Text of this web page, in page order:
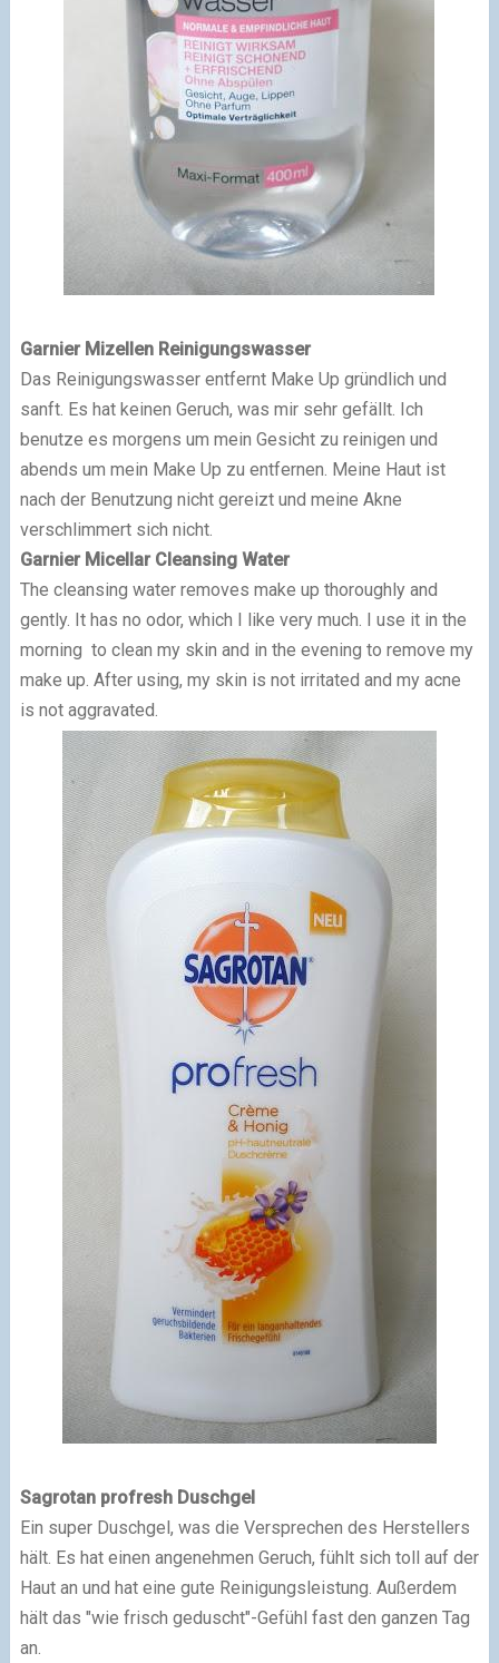
Garnier Mizellen Reinigungswasser
Das Reinigungswasser entfernt Make Up gründlich und
sanft. Es hat keinen Geruch, was mir sehr gefällt. Ich
benutze es morgens um mein Gesicht zu reinigen und
abends um mein Make Up zu entfernen. Meine Haut ist
nach der Benutzung nicht gereizt und meine Akne
verschlimmert sich nicht.
Garnier Micellar Cleansing Water
The cleansing water removes make up thoroughly and
gently. It has no odor, which I like very much. I use it in the
morning to clean my skin and in the evening to remove my
make up. After using, my skin is not irritated and my acne
is not aggravated.
Sagrotan profresh Duschgel
Ein super Duschgel, was die Versprechen des Herstellers
hält. Es hat einen angenehmen Geruch, fühlt sich toll auf der
Haut an und hat eine gute Reinigungsleistung. Außerdem
hält das "wie frisch geduscht"-Gefühl fast den ganzen Tag
an.